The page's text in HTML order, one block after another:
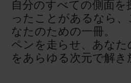
自分のすべての側面
ったことがあるなら
なたのための一冊。
ペンを走らせ、あな
をあらゆる次元で解き